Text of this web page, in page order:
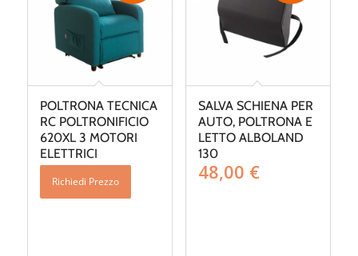
POLTRONA TECNICA
RC POLTRONIFICIO
620XL 3 MOTORI
ELETTRICI
Richiedi Prezzo
SALVA SCHIENA PER
AUTO, POLTRONA E
LETTO ALBOLAND
130
48,00 €